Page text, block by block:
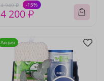
4 940 ₽ -15%
4 200 ₽
Акция